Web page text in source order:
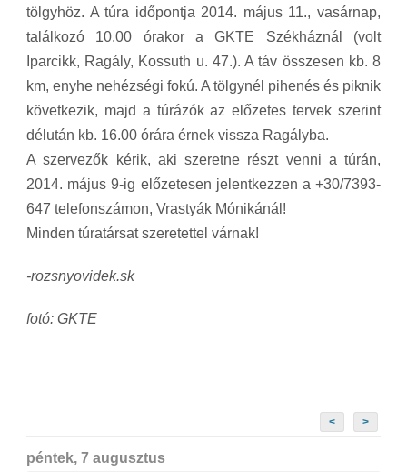
tölgyhöz. A túra időpontja 2014. május 11., vasárnap,
találkozó 10.00 órakor a GKTE Székháznál (volt
Iparcikk, Ragály, Kossuth u. 47.). A táv összesen kb. 8
km, enyhe nehézségi fokú. A tölgynél pihenés és piknik
következik, majd a túrázók az előzetes tervek szerint
délután kb. 16.00 órára érnek vissza Ragályba.
A szervezők kérik, aki szeretne részt venni a túrán,
2014. május 9-ig előzetesen jelentkezzen a +30/7393-
647 telefonszámon, Vrastyák Mónikánál!
Minden túratársat szeretettel várnak!
-rozsnyovidek.sk
fotó: GKTE
< >
péntek, 7 augusztus